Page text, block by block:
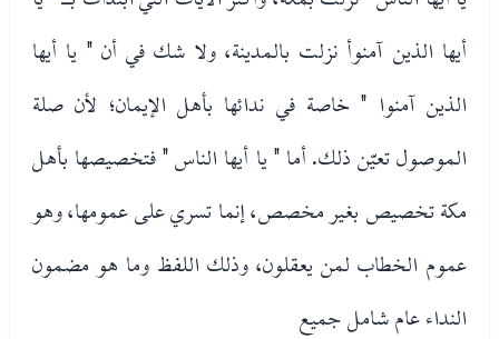
أيها الذين آمنوأ نزلت بالمدينة، ولا شك في أن " يا أيها
الذين آمنوا " خاصة في ندائها بأهل الإيمان؛ لأن صلة
الموصول تعيّن ذلك. أما " يا أيها الناس " فتخصيصها بأهل
مكة تخصيص بغير مخصص، إنما تسري على عمومها، وهو
عموم الخطاب لمن يعقلون، وذلك اللفظ وما هو مضمون
النداء عام شامل جميع